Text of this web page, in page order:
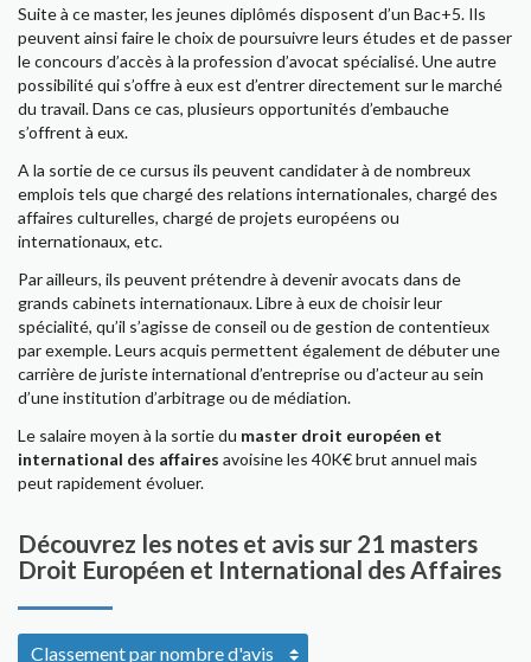
Suite à ce master, les jeunes diplômés disposent d’un Bac+5. Ils
peuvent ainsi faire le choix de poursuivre leurs études et de passer
le concours d’accès à la profession d’avocat spécialisé. Une autre
possibilité qui s’offre à eux est d’entrer directement sur le marché
du travail. Dans ce cas, plusieurs opportunités d’embauche
s’offrent à eux.
A la sortie de ce cursus ils peuvent candidater à de nombreux
emplois tels que chargé des relations internationales, chargé des
affaires culturelles, chargé de projets européens ou
internationaux, etc.
Par ailleurs, ils peuvent prétendre à devenir avocats dans de
grands cabinets internationaux. Libre à eux de choisir leur
spécialité, qu’il s’agisse de conseil ou de gestion de contentieux
par exemple. Leurs acquis permettent également de débuter une
carrière de juriste international d’entreprise ou d’acteur au sein
d’une institution d’arbitrage ou de médiation.
Le salaire moyen à la sortie du master droit européen et
international des affaires avoisine les 40K€ brut annuel mais
peut rapidement évoluer.
Découvrez les notes et avis sur 21 masters
Droit Européen et International des Affaires